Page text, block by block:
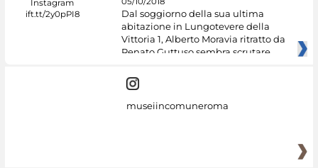
Dal soggiorno della sua ultima
abitazione in Lungotevere della
Vittoria 1, Alberto Moravia ritratto da
Renato Guttuso sembra scrutare
museiincomuneroma